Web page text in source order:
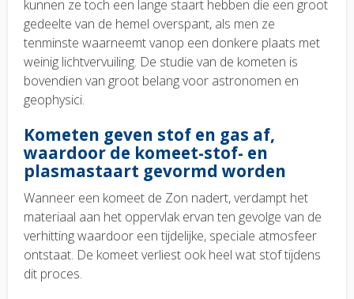
kunnen ze toch een lange staart hebben die een groot
gedeelte van de hemel overspant, als men ze
tenminste waarneemt vanop een donkere plaats met
weinig lichtvervuiling. De studie van de kometen is
bovendien van groot belang voor astronomen en
geophysici.
Kometen geven stof en gas af,
waardoor de komeet-stof- en
plasmastaart gevormd worden
Wanneer een komeet de Zon nadert, verdampt het
materiaal aan het oppervlak ervan ten gevolge van de
verhitting waardoor een tijdelijke, speciale atmosfeer
ontstaat. De komeet verliest ook heel wat stof tijdens
dit proces.